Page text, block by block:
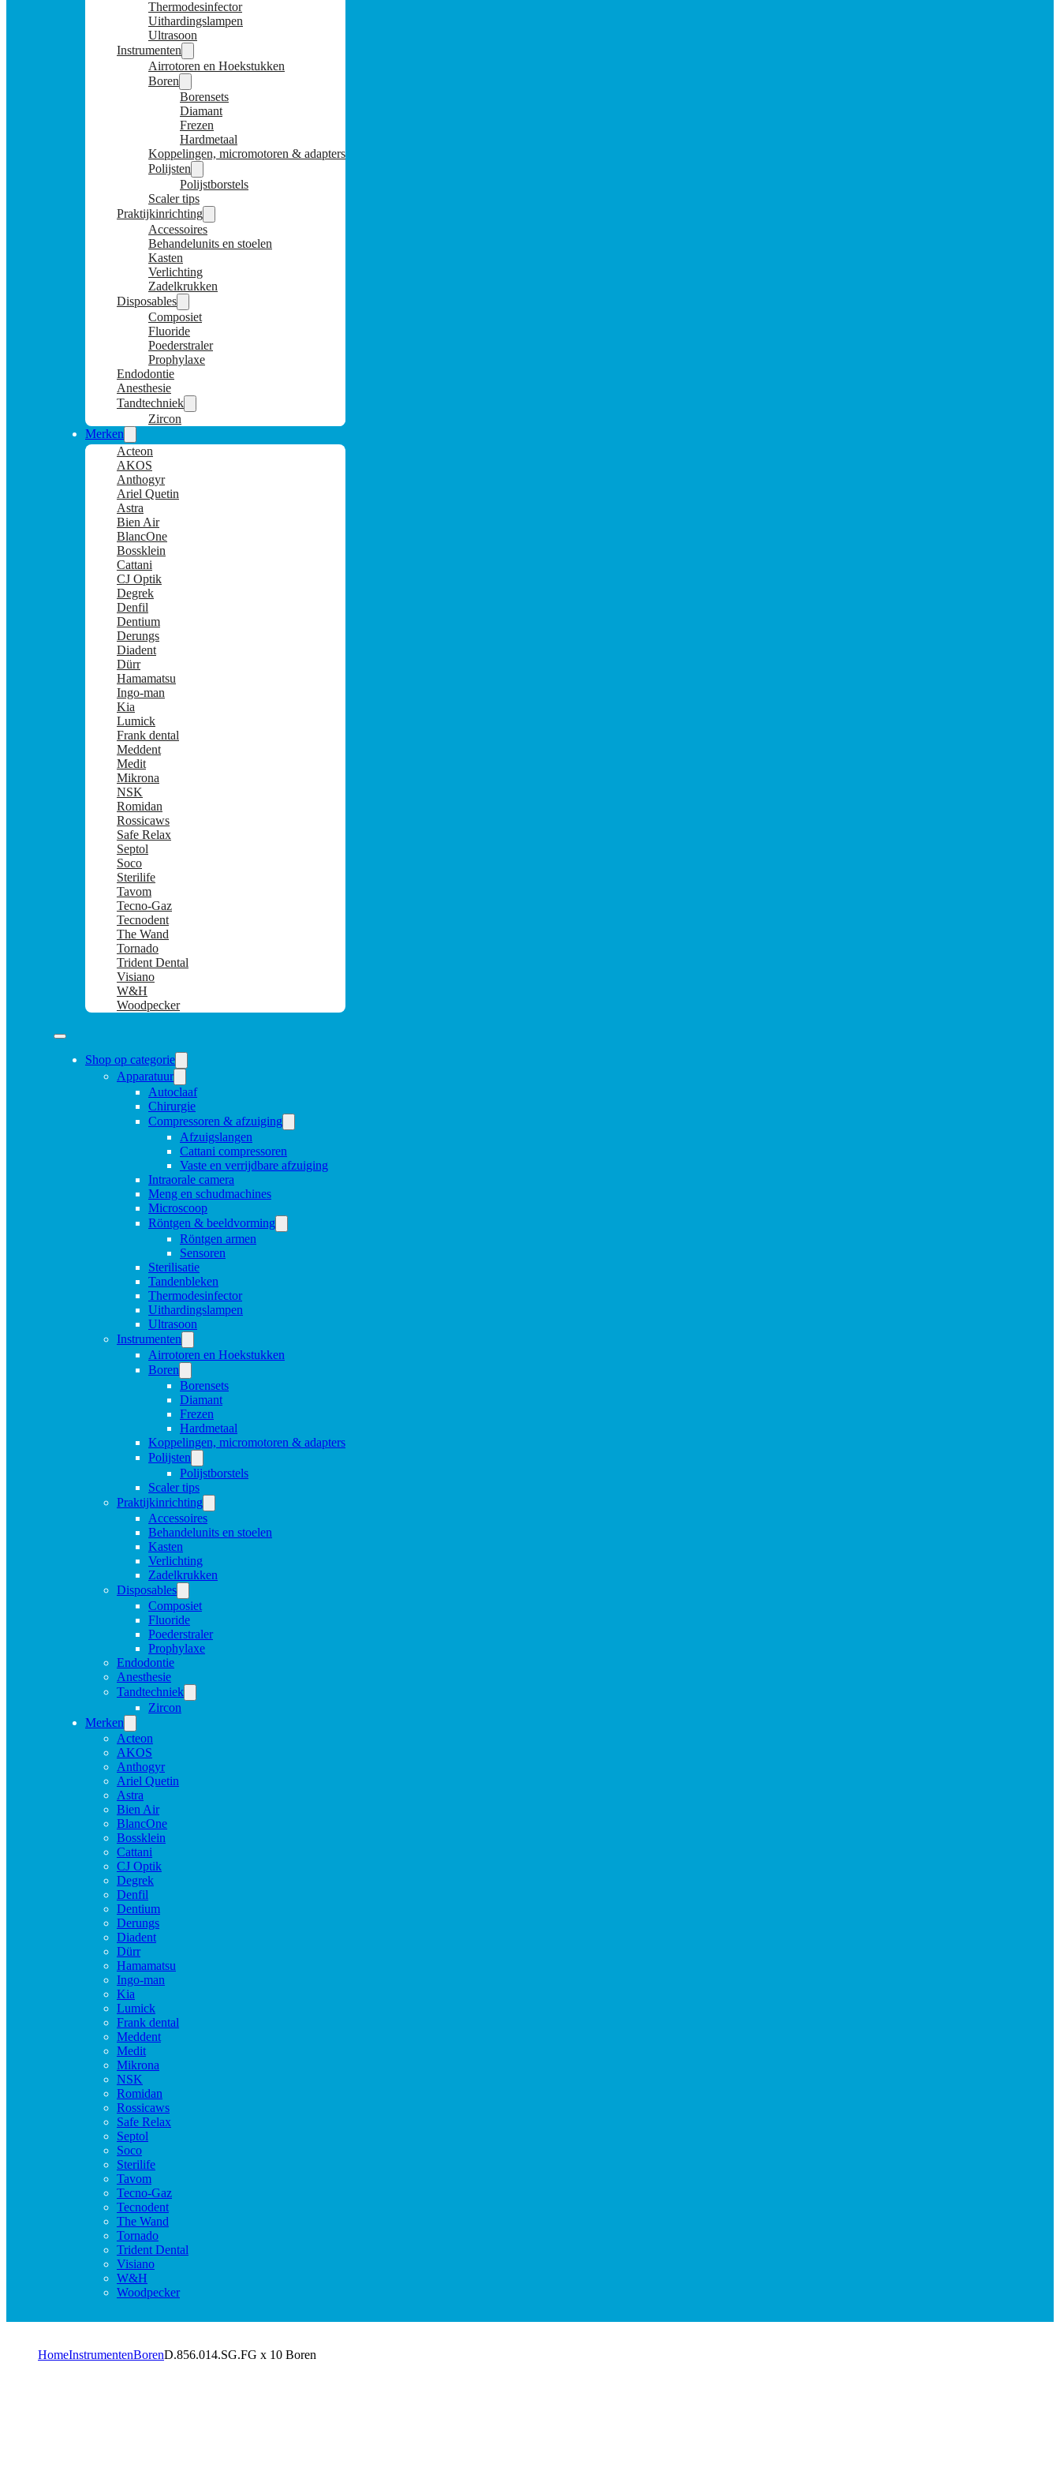
Thermodesinfector
Uithardingslampen
Ultrasoon
Instrumenten
Airrotoren en Hoekstukken
Boren
Borensets
Diamant
Frezen
Hardmetaal
Koppelingen, micromotoren & adapters
Polijsten
Polijstborstels
Scaler tips
Praktijkinrichting
Accessoires
Behandelunits en stoelen
Kasten
Verlichting
Zadelkrukken
Disposables
Composiet
Fluoride
Poederstraler
Prophylaxe
Endodontie
Anesthesie
Tandtechniek
Zircon
Merken
Acteon
AKOS
Anthogyr
Ariel Quetin
Astra
Bien Air
BlancOne
Bossklein
Cattani
CJ Optik
Degrek
Denfil
Dentium
Derungs
Diadent
Dürr
Hamamatsu
Ingo-man
Kia
Lumick
Frank dental
Meddent
Medit
Mikrona
NSK
Romidan
Rossicaws
Safe Relax
Septol
Soco
Sterilife
Tavom
Tecno-Gaz
Tecnodent
The Wand
Tornado
Trident Dental
Visiano
W&H
Woodpecker
Shop op categorie
Apparatuur
Autoclaaf
Chirurgie
Compressoren & afzuiging
Afzuigslangen
Cattani compressoren
Vaste en verrijdbare afzuiging
Intraorale camera
Meng en schudmachines
Microscoop
Röntgen & beeldvorming
Röntgen armen
Sensoren
Sterilisatie
Tandenbleken
Thermodesinfector
Uithardingslampen
Ultrasoon
Instrumenten
Airrotoren en Hoekstukken
Boren
Borensets
Diamant
Frezen
Hardmetaal
Koppelingen, micromotoren & adapters
Polijsten
Polijstborstels
Scaler tips
Praktijkinrichting
Accessoires
Behandelunits en stoelen
Kasten
Verlichting
Zadelkrukken
Disposables
Composiet
Fluoride
Poederstraler
Prophylaxe
Endodontie
Anesthesie
Tandtechniek
Zircon
Merken
Acteon
AKOS
Anthogyr
Ariel Quetin
Astra
Bien Air
BlancOne
Bossklein
Cattani
CJ Optik
Degrek
Denfil
Dentium
Derungs
Diadent
Dürr
Hamamatsu
Ingo-man
Kia
Lumick
Frank dental
Meddent
Medit
Mikrona
NSK
Romidan
Rossicaws
Safe Relax
Septol
Soco
Sterilife
Tavom
Tecno-Gaz
Tecnodent
The Wand
Tornado
Trident Dental
Visiano
W&H
Woodpecker
HomeInstrumentenBorenD.856.014.SG.FG x 10 Boren